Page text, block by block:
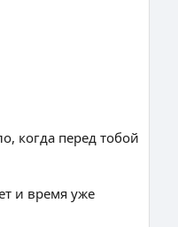
когда перед тобой
и время уже